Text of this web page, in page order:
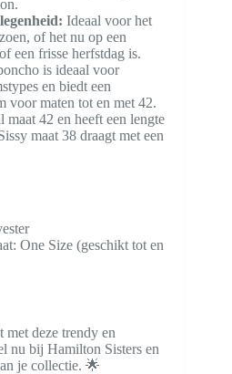
Ideaal voor het
of het nu op een
een frisse herfstdag is.
is ideaal voor
en biedt een
voor maten tot en met 42.
maat 42 en heeft een lengte
maat 38 draagt met een
One Size (geschikt tot en
met deze trendy en
nu bij Hamilton Sisters en
je collectie. 🌟